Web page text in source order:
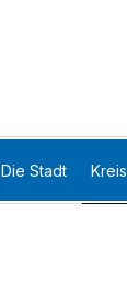
Die Stadt Kreis